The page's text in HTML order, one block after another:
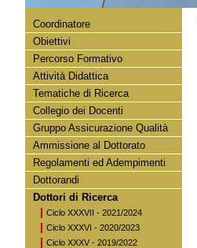
Coordinatore
Obiettivi
Percorso Formativo
Attività Didattica
Tematiche di Ricerca
Collegio dei Docenti
Gruppo Assicurazione Qualità
Ammissione al Dottorato
Regolamenti ed Adempimenti
Dottorandi
Dottori di Ricerca
Ciclo XXXVII - 2021/2024
Ciclo XXXVI - 2020/2023
Ciclo XXXV - 2019/2022